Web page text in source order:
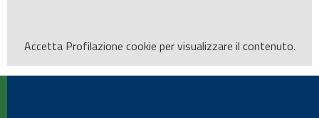
Accetta Profilazione cookie per visualizzare il contenuto.